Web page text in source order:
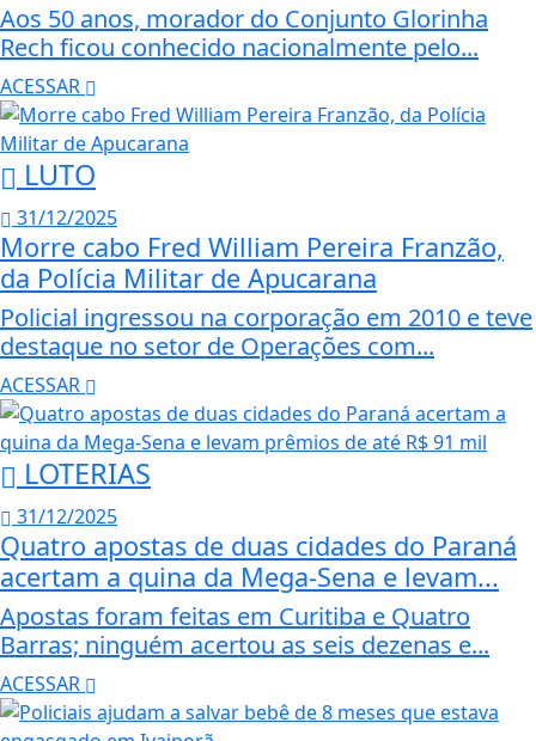
Aos 50 anos, morador do Conjunto Glorinha
Rech ficou conhecido nacionalmente pelo...
ACESSAR
LUTO
31/12/2025
Morre cabo Fred William Pereira Franzão,
da Polícia Militar de Apucarana
Policial ingressou na corporação em 2010 e teve
destaque no setor de Operações com...
ACESSAR
LOTERIAS
31/12/2025
Quatro apostas de duas cidades do Paraná
acertam a quina da Mega-Sena e levam...
Apostas foram feitas em Curitiba e Quatro
Barras; ninguém acertou as seis dezenas e...
ACESSAR